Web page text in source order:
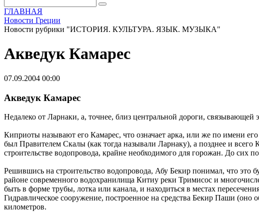
ГЛАВНАЯ
Новости Греции
Новости рубрики "ИСТОРИЯ. КУЛЬТУРА. ЯЗЫК. МУЗЫКА"
Акведук Камарес
07.09.2004 00:00
Акведук Камарес
Недалеко от Ларнаки, а, точнее, близ центральной дороги,
Киприоты называют его Камарес, что означает арка, или же по имени
был Правителем Скалы (как тогда называли Ларнаку), а позднее и
строительстве водопровода, крайне необходимого для горожан. До сих
Решившись на строительство водопровода, Абу Бекир понимал, что это
районе современного водохранилища Китиу реки Тримисос и
быть в форме трубы, лотка или канала, и находиться в местах
Гидравлическое сооружение, построенное на средства Бекир Паши (оно
километров.